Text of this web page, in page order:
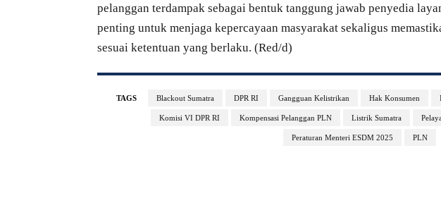
pelanggan terdampak sebagai bentuk tanggung jawab penyedia
penting untuk menjaga kepercayaan masyarakat sekaligus
sesuai ketentuan yang berlaku. (Red/d)
TAGS Blackout Sumatra DPR RI Gangguan Kelistrikan Hak Konsumen
Komisi VI DPR RI Kompensasi Pelanggan PLN Listrik Sumatra
Peraturan Menteri ESDM 2025 PLN